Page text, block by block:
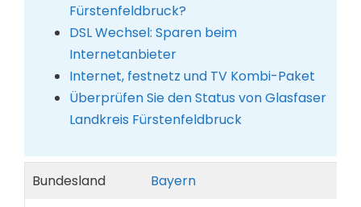
Fürstenfeldbruck?
DSL Wechsel: Sparen beim
Internetanbieter
Internet, festnetz und TV Kombi-Paket
Überprüfen Sie den Status von Glasfaser
Landkreis Fürstenfeldbruck
Bundesland
Bayern